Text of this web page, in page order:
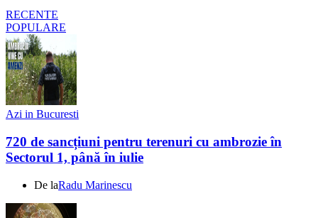
RECENTE
POPULARE
Azi in Bucuresti
720 de sancțiuni pentru terenuri cu ambrozie în
Sectorul 1, până în iulie
De laRadu Marinescu